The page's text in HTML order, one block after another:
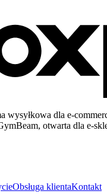
wysyłkowa dla e-
otwarta dla e-
Obsługa klientaKontakt